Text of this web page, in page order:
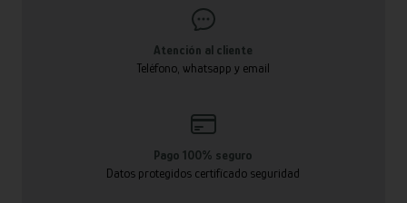
Atención al cliente
Teléfono, whatsapp y email
Pago 100% seguro
Datos protegidos certificado seguridad